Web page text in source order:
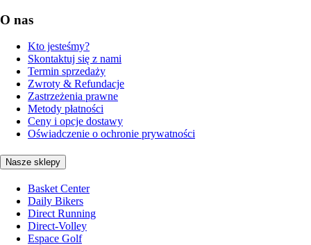
O nas
Kto jesteśmy?
Skontaktuj się z nami
Termin sprzedaży
Zwroty & Refundacje
Zastrzeżenia prawne
Metody płatności
Ceny i opcje dostawy
Oświadczenie o ochronie prywatności
Nasze sklepy
Basket Center
Daily Bikers
Direct Running
Direct-Volley
Espace Golf